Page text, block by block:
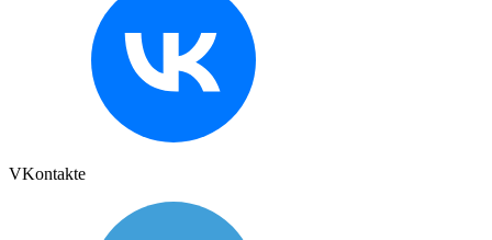
VKontakte